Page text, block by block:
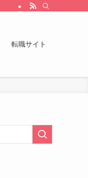
転職サイト